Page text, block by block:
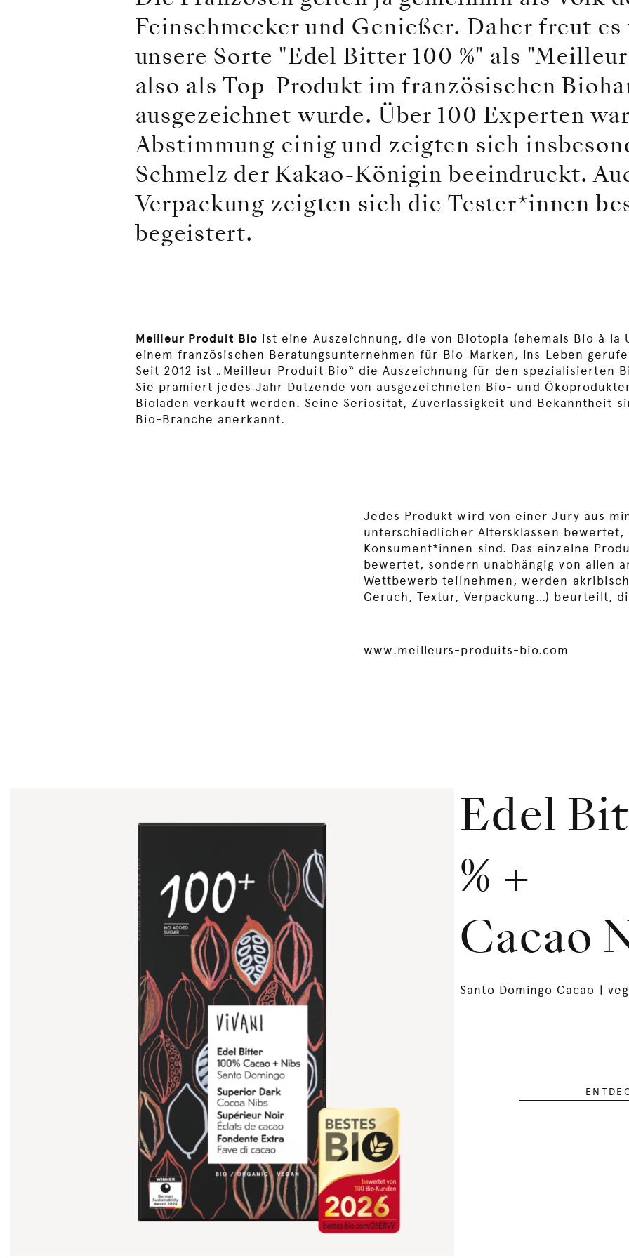
Feinschmecker und Genießer. Daher freut es
unsere Sorte "Edel Bitter 100 %" als
also als Top-Produkt im französischen
ausgezeichnet wurde. Über 100 Experten
Abstimmung einig und zeigten sich
Schmelz der Kakao-Königin beeindruckt.
Verpackung zeigten sich die Tester*innen
begeistert.
Meilleur Produit Bio ist eine Auszeichnung, die von Biotopia (ehemals Bio à la
einem französischen Beratungsunternehmen für Bio-Marken, ins Leben
Seit 2012 ist „Meilleur Produit Bio“ die Auszeichnung für den spezialisierten
Sie prämiert jedes Jahr Dutzende von ausgezeichneten Bio- und
Bioläden verkauft werden. Seine Seriosität, Zuverlässigkeit und Bekanntheit
Bio-Branche anerkannt.
Jedes Produkt wird von einer Jury aus
unterschiedlicher Altersklassen
Konsument*innen sind. Das einzelne
bewertet, sondern unabhängig von allen
Wettbewerb teilnehmen, werden
Geruch, Textur, Verpackung…) beurteilt,
www.meilleurs-produits-bio.com
Edel
% +
Cacao
Santo Domingo Cacao |